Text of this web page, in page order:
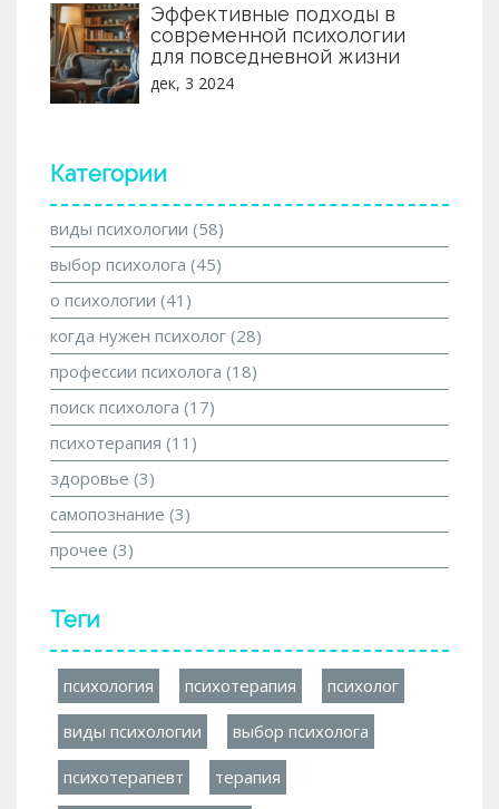
Эффективные подходы в
современной психологии
для повседневной жизни
дек, 3 2024
Категории
виды психологии (58)
выбор психолога (45)
о психологии (41)
когда нужен психолог (28)
профессии психолога (18)
поиск психолога (17)
психотерапия (11)
здоровье (3)
самопознание (3)
прочее (3)
Теги
психология психотерапия психолог
виды психологии выбор психолога
психотерапевт терапия